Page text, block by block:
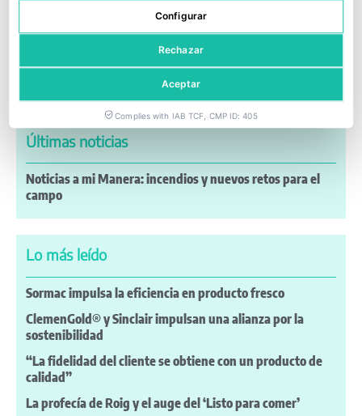
Últimas noticias
Noticias a mi Manera: incendios y nuevos retos para el
campo
Lo más leído
Sormac impulsa la eficiencia en producto fresco
ClemenGold® y Sinclair impulsan una alianza por la
sostenibilidad
“La fidelidad del cliente se obtiene con un producto de
calidad”
La profecía de Roig y el auge del ‘Listo para comer’
Configurar
Rechazar
Aceptar
Complies with IAB TCF, CMP ID: 405